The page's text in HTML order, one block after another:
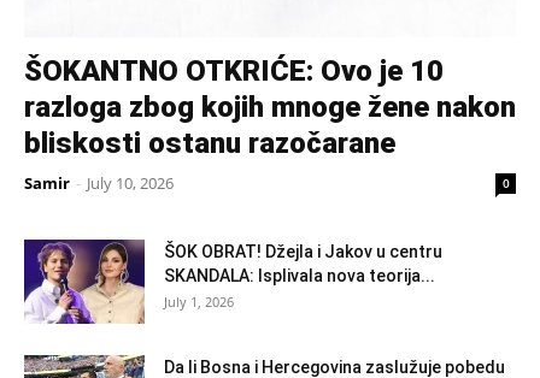
ŠOKANTNO OTKRIĆE: Ovo je 10
razloga zbog kojih mnoge žene nakon
bliskosti ostanu razočarane
Samir - July 10, 2026 0
ŠOK OBRAT! Džejla i Jakov u centru
SKANDALA: Isplivala nova teorija...
July 1, 2026
Da li Bosna i Hercegovina zaslužuje pobedu